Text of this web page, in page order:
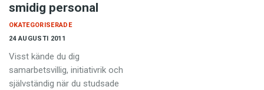
smidig personal
24 AUGUSTI 2011
OKATEGORISERADE
Visst kände du dig
samarbetsvillig, initiativrik och
självständig när du studsade